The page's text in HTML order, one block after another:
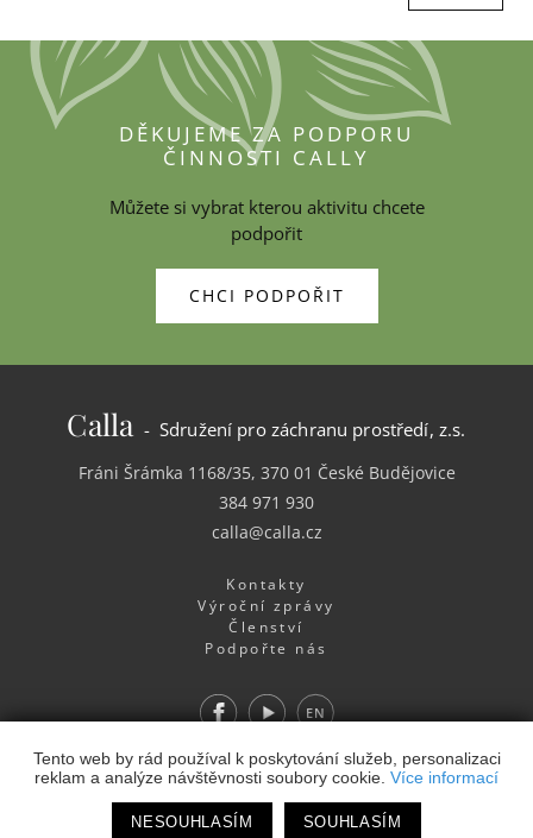
Tento web by rád používal k poskytování služeb, personalizaci
reklam a analýze návštěvnosti soubory cookie. Více informací
NESOUHLASÍM SOUHLASÍM
DĚKUJEME ZA PODPORU
ČINNOSTI CALLY
Můžete si vybrat kterou aktivitu chcete
podpořit
CHCI PODPOŘIT
Calla- Sdružení pro záchranu prostředí, z.s.
Fráni Šrámka 1168/35, 370 01 České Budějovice
384 971 930
calla@calla.cz
Kontakty
Výroční zprávy
Členství
Podpořte nás
FacebookYoutube EN
Webdesign& Webhosting&publikační systém Toolkit-
Studio